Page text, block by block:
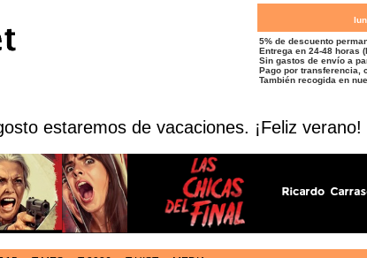
5% de descuento
Entrega en 24-48 horas
Sin gastos de envío a
Pago por transferencia,
También recogida en
estaremos de vacaciones. ¡Feliz verano!